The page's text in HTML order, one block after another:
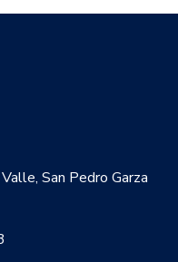
San Pedro Garza